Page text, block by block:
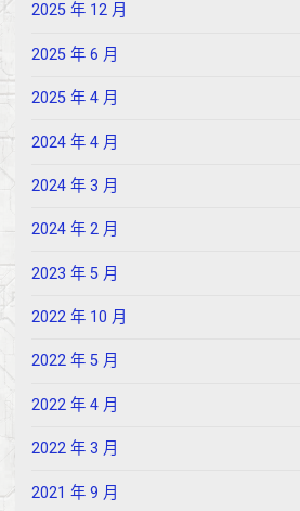
2025 年 12 月
2025 年 6 月
2025 年 4 月
2024 年 4 月
2024 年 3 月
2024 年 2 月
2023 年 5 月
2022 年 10 月
2022 年 5 月
2022 年 4 月
2022 年 3 月
2021 年 9 月